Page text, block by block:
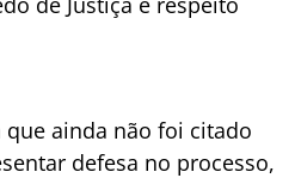
que ainda não foi citado
defesa no processo,